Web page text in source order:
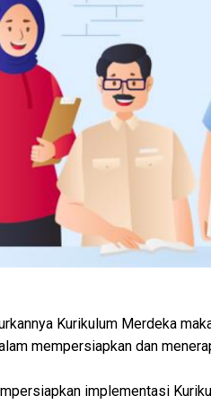
Kurikulum Merdeka
mempersiapkan dan
implementasi